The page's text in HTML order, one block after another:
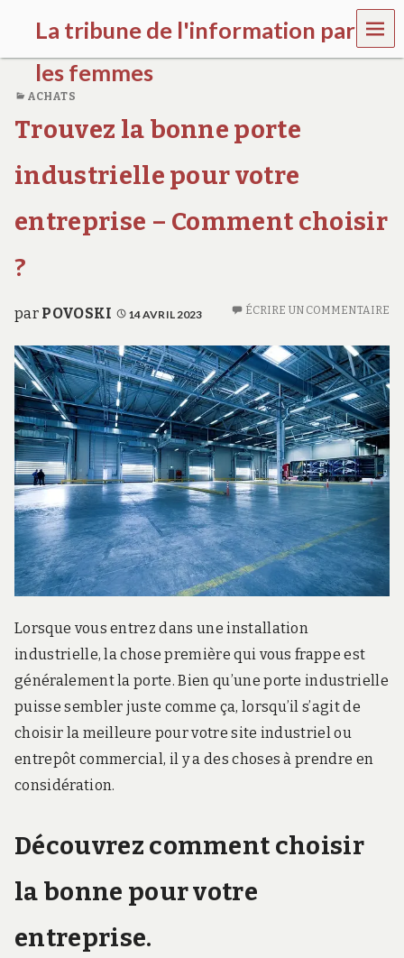
La tribune de l'information par
les femmes
a
t
i
n
e
s
a
w
a
r
d
s
.
f
r
MEN
U
ACHATS
Trouvez la bonne porte
industrielle pour votre
entreprise – Comment choisir
?
par POVOSKI 14 AVRIL 2023 ÉCRIRE UN COMMENTAIRE
Lorsque vous entrez dans une installation
industrielle, la chose première qui vous frappe est
généralement la porte. Bien qu’une porte industrielle
puisse sembler juste comme ça, lorsqu’il s’agit de
choisir la meilleure pour votre site industriel ou
entrepôt commercial, il y a des choses à prendre en
considération.
Découvrez comment choisir
la bonne pour votre
entreprise.